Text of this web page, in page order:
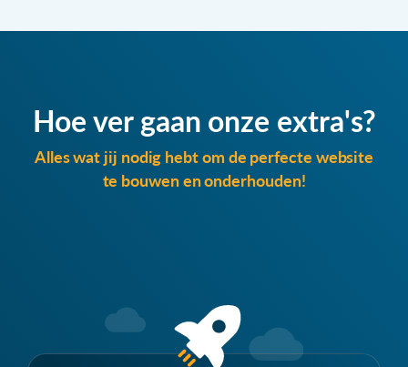
Hoe ver gaan onze extra's?
Alles wat jij nodig hebt om de perfecte website
te bouwen en onderhouden!